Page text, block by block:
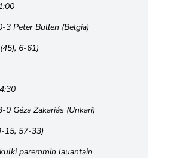
3 Peter Bullen (Belgia)
6-61)
0 Géza Zakariás (Unkari)
15, 57-33)
paremmin lauantain